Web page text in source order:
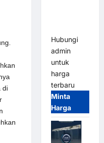
di
Hubungi
admin
untuk
harga
terbaru
Minta
Harga